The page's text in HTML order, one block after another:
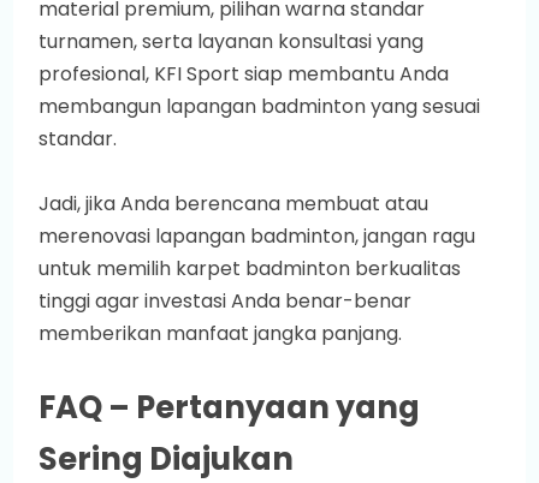
material premium, pilihan warna standar
turnamen, serta layanan konsultasi yang
profesional, KFI Sport siap membantu Anda
membangun lapangan badminton yang sesuai
standar.
Jadi, jika Anda berencana membuat atau
merenovasi lapangan badminton, jangan ragu
untuk memilih karpet badminton berkualitas
tinggi agar investasi Anda benar-benar
memberikan manfaat jangka panjang.
FAQ – Pertanyaan yang
Sering Diajukan